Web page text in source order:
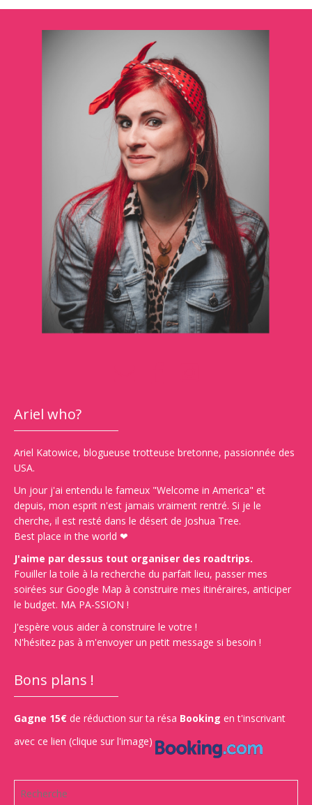
Ariel who?
Ariel Katowice, blogueuse trotteuse bretonne, passionnée des
USA.
Un jour j'ai entendu le fameux "Welcome in America" et
depuis, mon esprit n'est jamais vraiment rentré. Si je le
cherche, il est resté dans le désert de Joshua Tree.
Best place in the world ❤
J'aime par dessus tout organiser des roadtrips.
Fouiller la toile à la recherche du parfait lieu, passer mes
soirées sur Google Map à construire mes itinéraires, anticiper
le budget. MA PA-SSION !
J'espère vous aider à construire le votre !
N'hésitez pas à m'envoyer un petit message si besoin !
Bons plans !
Gagne 15€ de réduction sur ta résa Booking en t'inscrivant
avec ce lien (clique sur l'image)